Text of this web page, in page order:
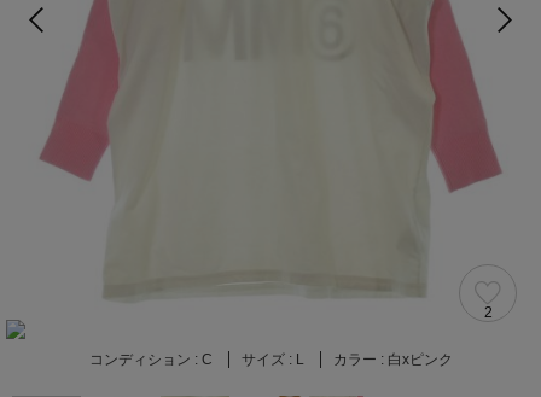
2
コンディション : C サイズ : L カラー : 白xピンク